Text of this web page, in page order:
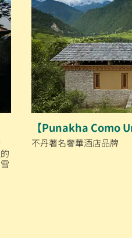
【Punakha Como
不丹著名奢華酒店品牌